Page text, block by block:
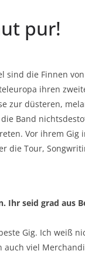
pur!
sind die Finnen
ihren
zur düsteren,
Band
Vor ihrem Gig
die Tour,
Ihr seid grad aus
Gig. Ich weiß
viel